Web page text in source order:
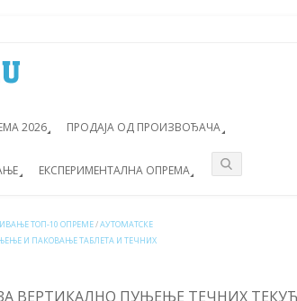
2026 ПРОДАЈА ОД ПРОИЗВОЂАЧА
ЕКСПЕРИМЕНТАЛНА ОПРЕМА
ТОП-10 ОПРЕМЕ/АУТОМАТСКЕ
И ПАКОВАЊЕ ТАБЛЕТА И ТЕЧНИХ
ВЕРТИКАЛНО ПУЊЕЊЕ ТЕЧНИХ